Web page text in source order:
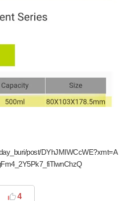
post/DYhJMIWCcWE?xmt=A
4